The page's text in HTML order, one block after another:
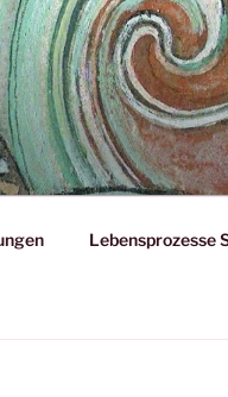
Lebensprozesse